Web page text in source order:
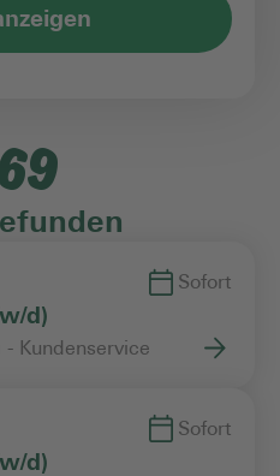
Sofort
d)
Kundenservice
Sofort
d)